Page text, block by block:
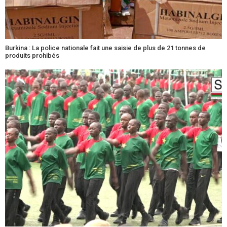
Burkina : La police nationale fait une saisie de plus de 21 tonnes de
produits prohibés